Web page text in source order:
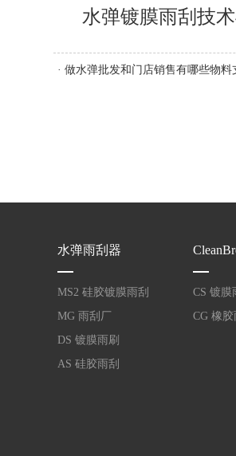
水弹镀膜雨刮技
· 做水弹批发和门店销售有哪些物料
水弹雨刮器
MS2 硅胶镀膜雨刮
MG 雨刮厂
DS 镀膜雨刷
AS 硅胶雨刮
CS 镀膜
CG 橡